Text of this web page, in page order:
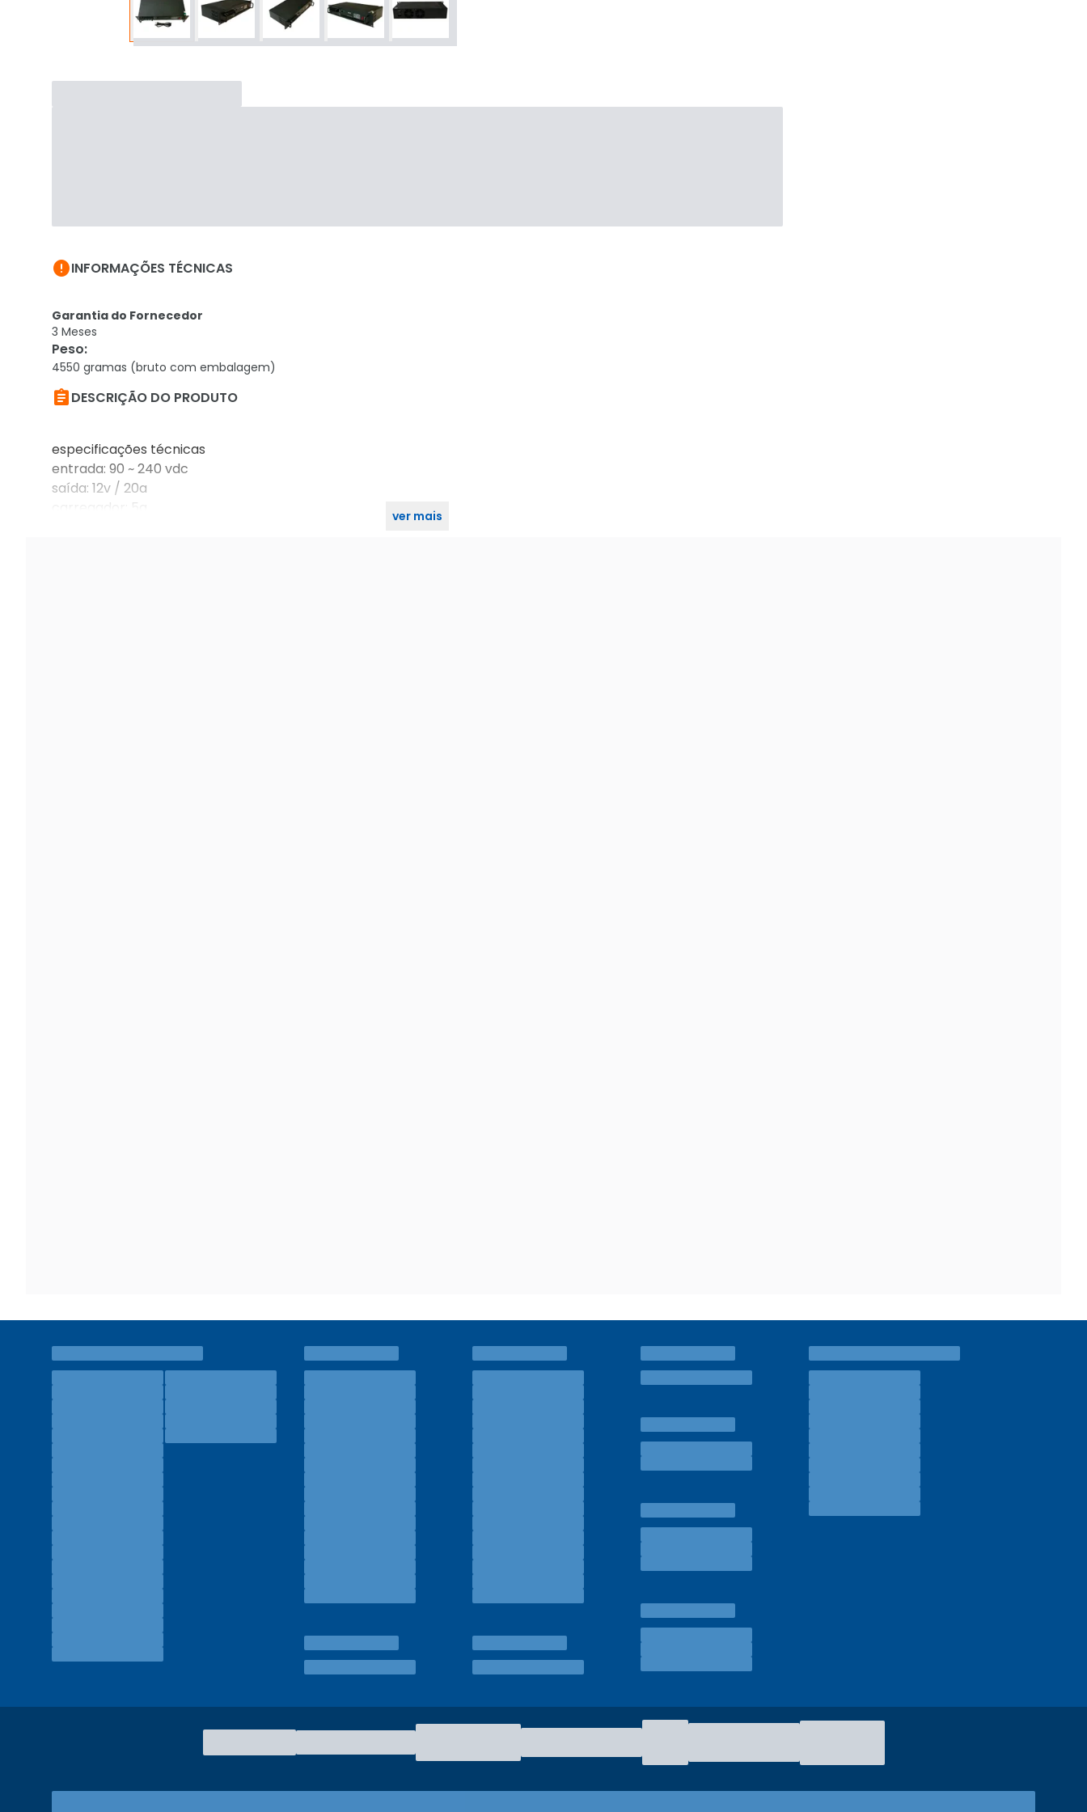
INFORMAÇÕES TÉCNICAS
Garantia do Fornecedor
3 Meses
Peso:
4550 gramas (bruto com embalagem)
DESCRIÇÃO DO PRODUTO
especificações técnicas
entrada: 90 ~ 240 vdc
saída: 12v / 20a
carregador: 5a
ver mais